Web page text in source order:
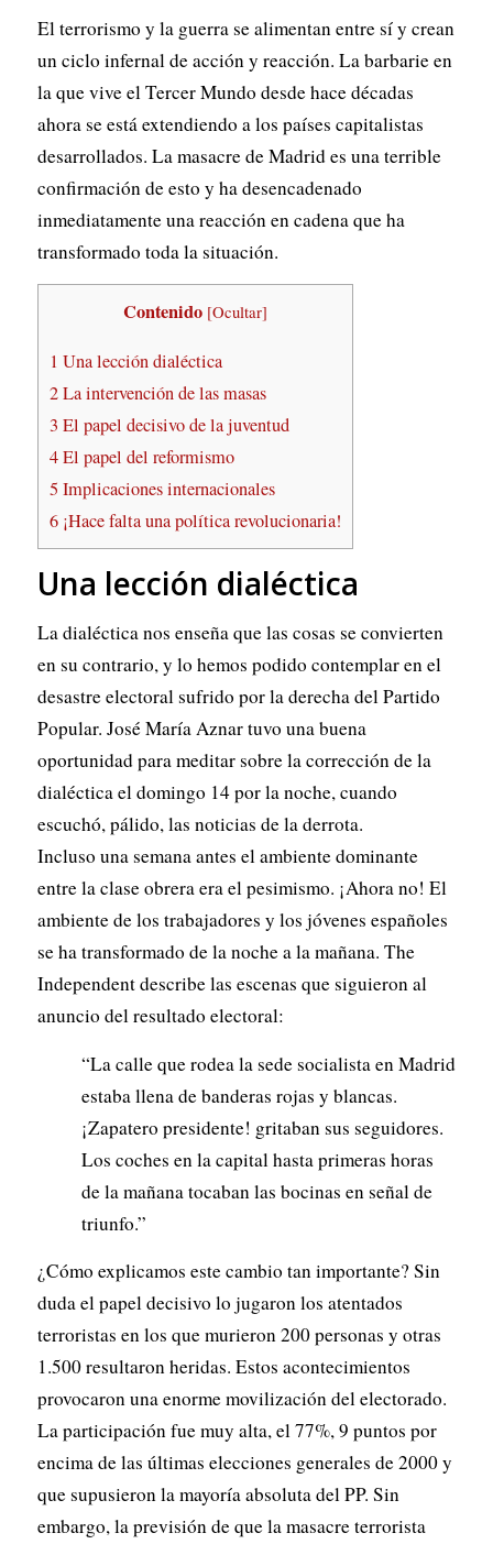
El terrorismo y la guerra se alimentan entre sí y crean
un ciclo infernal de acción y reacción. La barbarie en
la que vive el Tercer Mundo desde hace décadas
ahora se está extendiendo a los países capitalistas
desarrollados. La masacre de Madrid es una terrible
confirmación de esto y ha desencadenado
inmediatamente una reacción en cadena que ha
transformado toda la situación.
Contenido [Ocultar]
1 Una lección dialéctica
2La intervención de las masas
3 El papel decisivo de la juventud
4El papel del reformismo
5 Implicaciones internacionales
6¡Hace falta una política revolucionaria!
Una lección dialéctica
La dialéctica nos enseña que las cosas se convierten
en su contrario, y lo hemos podido contemplar en el
desastre electoral sufrido por la derecha del Partido
Popular. José María Aznar tuvo una buena
oportunidad para meditar sobre la corrección de la
dialéctica el domingo 14 por la noche, cuando
escuchó, pálido, las noticias de la derrota.
Incluso una semana antes el ambiente dominante
entre la clase obrera era el pesimismo. ¡Ahora no! El
ambiente de los trabajadores y los jóvenes españoles
se ha transformado de la noche a la mañana. The
Independentdescribe las escenas que siguieron al
anuncio del resultado electoral:
“La calle que rodea la sede socialista en Madrid
estaba llena de banderas rojas y blancas.
¡Zapatero presidente! gritaban sus seguidores.
Los coches en la capital hasta primeras horas
de la mañana tocaban las bocinas en señal de
triunfo.”
¿Cómo explicamos este cambio tan importante? Sin
duda el papel decisivo lo jugaron los atentados
terroristas en los que murieron 200 personas y otras
1.500 resultaron heridas. Estos acontecimientos
provocaron una enorme movilización del electorado.
La participación fue muy alta, el 77%, 9 puntos por
encima de las últimas elecciones generales de 2000 y
que supusieron la mayoría absoluta del PP. Sin
embargo, la previsión de que la masacre terrorista